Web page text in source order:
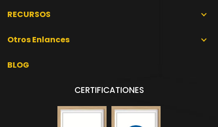
RECURSOS
Otros Enlances
BLOG
CERTIFICATIONES